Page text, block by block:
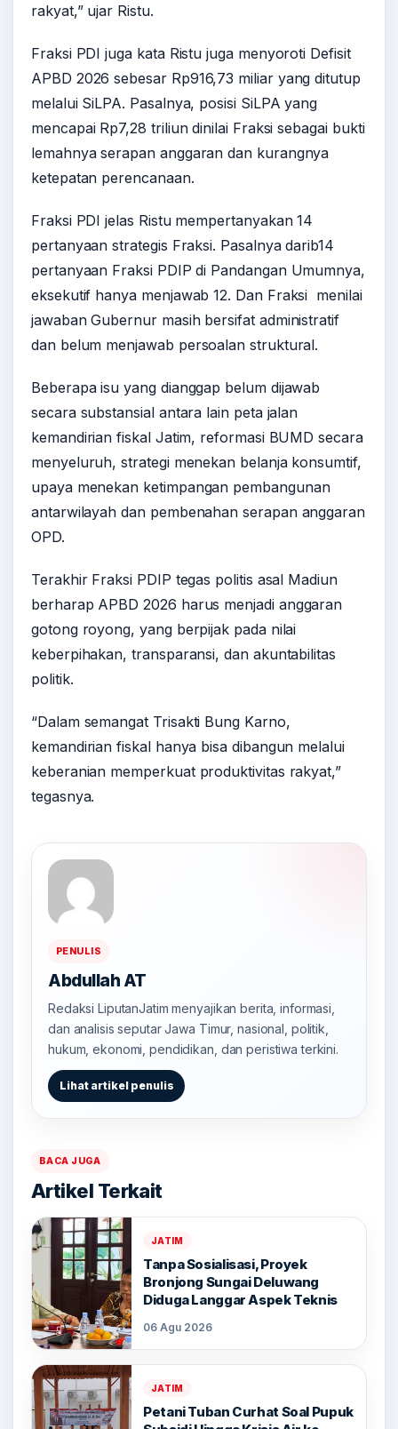
rakyat,” ujar Ristu.
Fraksi PDI juga kata Ristu juga menyoroti Defisit
APBD 2026 sebesar Rp916,73 miliar yang ditutup
melalui SiLPA. Pasalnya, posisi SiLPA yang
mencapai Rp7,28 triliun dinilai Fraksi sebagai bukti
lemahnya serapan anggaran dan kurangnya
ketepatan perencanaan.
Fraksi PDI jelas Ristu mempertanyakan 14
pertanyaan strategis Fraksi. Pasalnya darib14
pertanyaan Fraksi PDIP di Pandangan Umumnya,
eksekutif hanya menjawab 12. Dan Fraksi menilai
jawaban Gubernur masih bersifat administratif
dan belum menjawab persoalan struktural.
Beberapa isu yang dianggap belum dijawab
secara substansial antara lain peta jalan
kemandirian fiskal Jatim, reformasi BUMD secara
menyeluruh, strategi menekan belanja konsumtif,
upaya menekan ketimpangan pembangunan
antarwilayah dan pembenahan serapan anggaran
OPD.
Terakhir Fraksi PDIP tegas politis asal Madiun
berharap APBD 2026 harus menjadi anggaran
gotong royong, yang berpijak pada nilai
keberpihakan, transparansi, dan akuntabilitas
politik.
“Dalam semangat Trisakti Bung Karno,
kemandirian fiskal hanya bisa dibangun melalui
keberanian memperkuat produktivitas rakyat,”
tegasnya.
PENULIS
Abdullah AT
Redaksi LiputanJatim menyajikan berita, informasi,
dan analisis seputar Jawa Timur, nasional, politik,
hukum, ekonomi, pendidikan, dan peristiwa terkini.
Lihat artikel penulis
BACA JUGA
Artikel Terkait
JATIM
Tanpa Sosialisasi, Proyek
Bronjong Sungai Deluwang
Diduga Langgar Aspek Teknis
06 Agu 2026
JATIM
Petani Tuban Curhat Soal Pupuk